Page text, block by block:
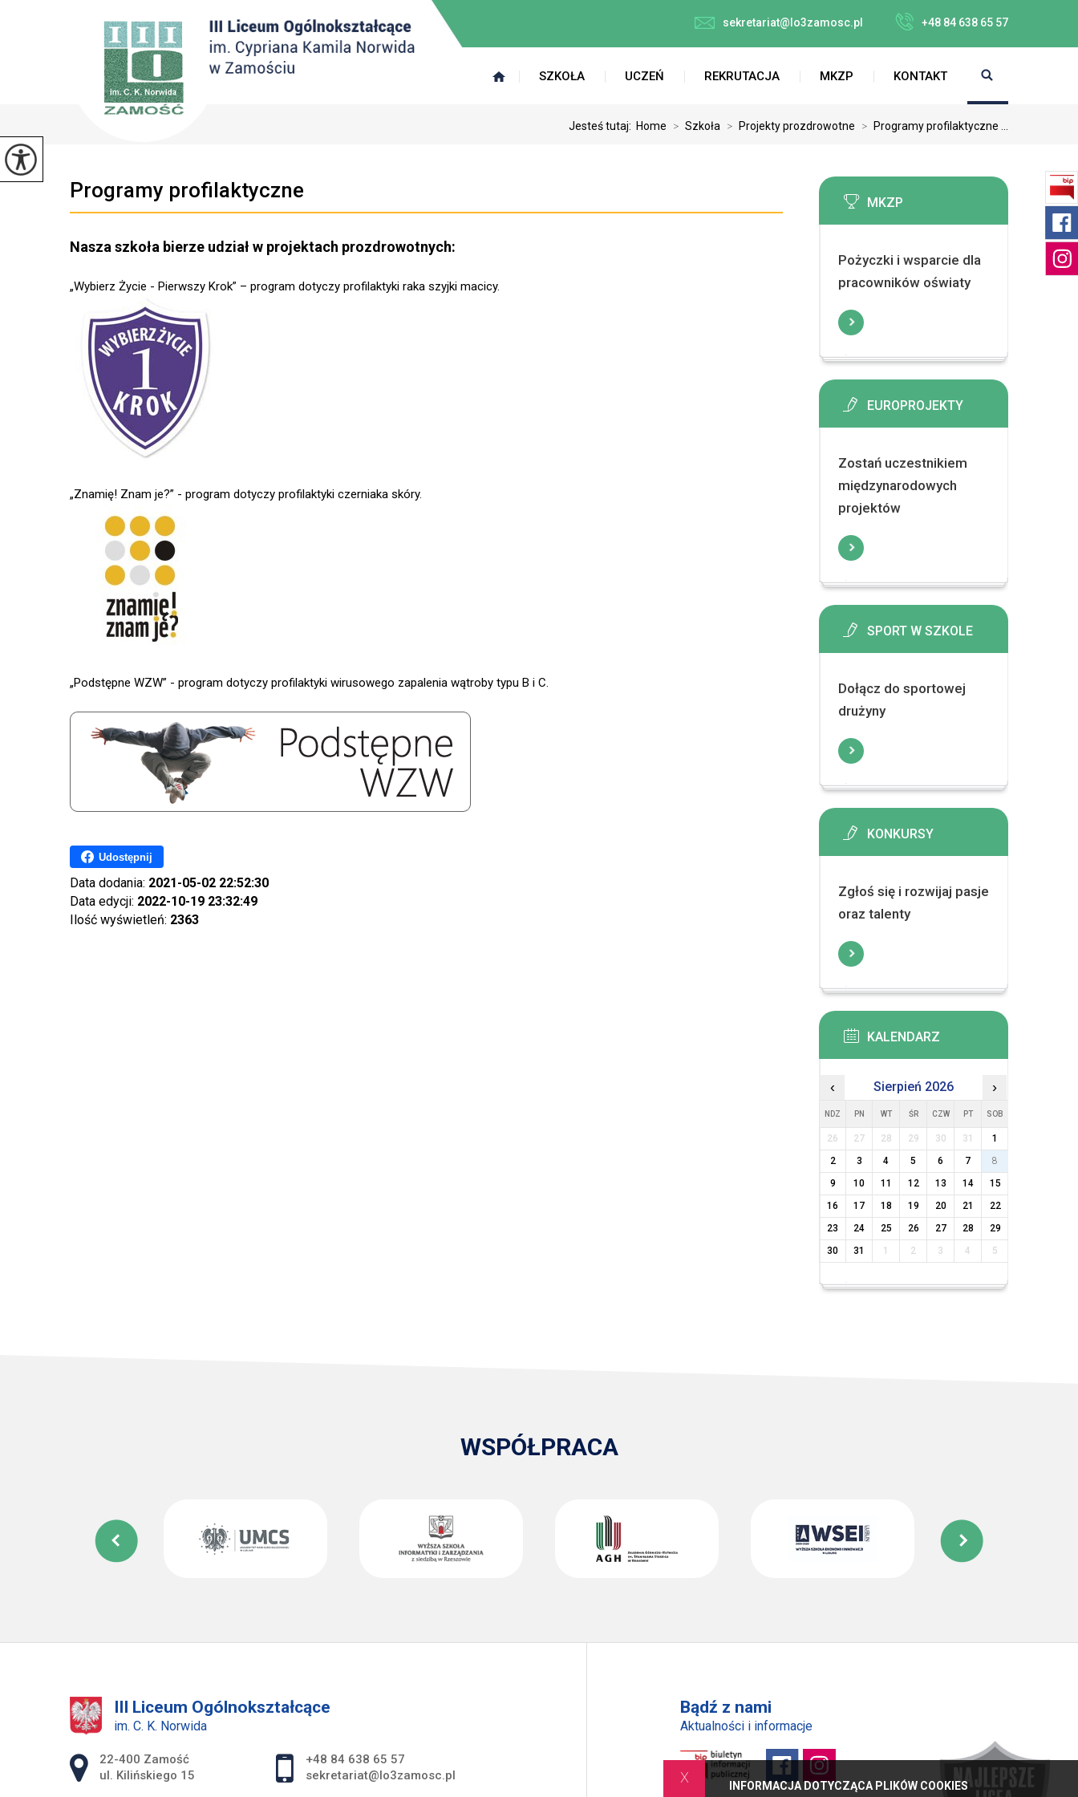
sekretariat@lo3zamosc.pl +48 84 638 65 57
SZKOŁA UCZEŃ REKRUTACJA MKZP KONTAKT
Jesteś tutaj: Home > Szkoła > Projekty prozdrowotne > Programy profilaktyczne ...
Programy profilaktyczne
Nasza szkoła bierze udział w projektach prozdrowotnych:
„Wybierz Życie - Pierwszy Krok” – program dotyczy profilaktyki raka szyjki macicy.
„Znamię! Znam je?” - program dotyczy profilaktyki czerniaka skóry.
„Podstępne WZW” - program dotyczy profilaktyki wirusowego zapalenia wątroby typu B i C.
Udostępnij
Data dodania: 2021-05-02 22:52:30
Data edycji: 2022-10-19 23:32:49
Ilość wyświetleń: 2363
MKZP
Pożyczki i wsparcie dla
pracowników oświaty
EUROPROJEKTY
Zostań uczestnikiem
międzynarodowych
projektów
SPORT W SZKOLE
Dołącz do sportowej
drużyny
KONKURSY
Zgłoś się i rozwijaj pasje
oraz talenty
KALENDARZ
‹ Sierpień 2026 ›
NDZ PN WT ŚR CZW PT SOB
26 27 28 29 30 31
1
2
3 4 5 6 7
8
9
10 11 12 13 14
15
16
17 18 19 20 21
22
23
24 25 26 27 28
29
30
31 1 2 3 4 5
WSPÓŁPRACA
III Liceum Ogólnokształcące
im. C. K. Norwida
Adres pocztowy:
22-400 Zamość
ul. Kilińskiego 15
+48 84 638 65 57
sekretariat@lo3zamosc.pl
Bądź z nami
Aktualności i informacje
x INFORMACJA DOTYCZĄCA PLIKÓW COOKIES